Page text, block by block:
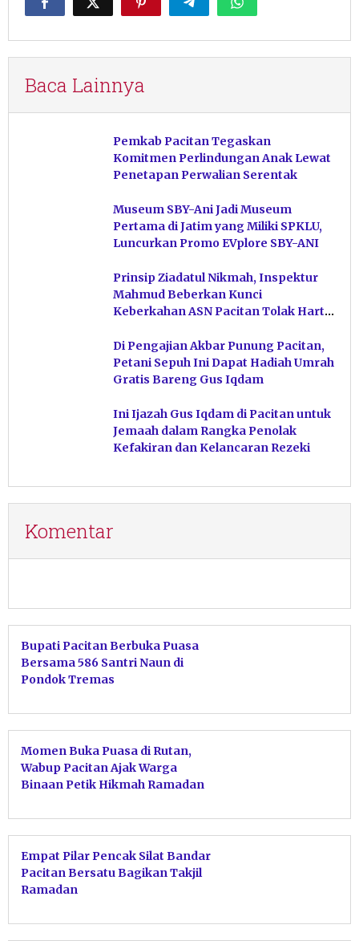
Baca Lainnya
Pemkab Pacitan Tegaskan
Komitmen Perlindungan Anak Lewat
Penetapan Perwalian Serentak
Museum SBY-Ani Jadi Museum
Pertama di Jatim yang Miliki SPKLU,
Luncurkan Promo EVplore SBY-ANI
Prinsip Ziadatul Nikmah, Inspektur
Mahmud Beberkan Kunci
Keberkahan ASN Pacitan Tolak Harta
Di Pengajian Akbar Punung Pacitan,
Petani Sepuh Ini Dapat Hadiah Umrah
Gratis Bareng Gus Iqdam
Ini Ijazah Gus Iqdam di Pacitan untuk
Jemaah dalam Rangka Penolak
Kefakiran dan Kelancaran Rezeki
Komentar
Bupati Pacitan Berbuka Puasa
Bersama 586 Santri Naun di
Pondok Tremas
Momen Buka Puasa di Rutan,
Wabup Pacitan Ajak Warga
Binaan Petik Hikmah Ramadan
Empat Pilar Pencak Silat Bandar
Pacitan Bersatu Bagikan Takjil
Ramadan